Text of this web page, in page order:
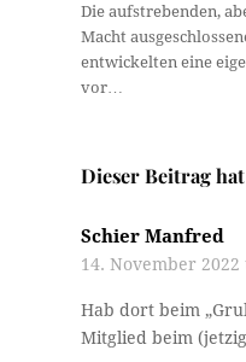
Die aufstrebenden,
Macht
entwickelten eine
vor…
Dieser Beitrag
Schier Manfred
14. November 2022
Hab dort beim
Mitglied beim